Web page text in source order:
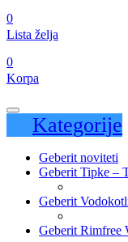
0
Lista želja
0
Korpa
Kategorije
Geberit noviteti
Geberit Tipke –
Geberit
Geberit Rimfree